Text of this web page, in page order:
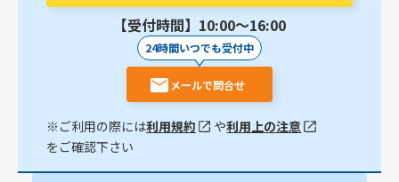
【受付時間】10:00〜16:00
24時間いつでも受付中
メールで問合せ
※ご利用の際には利用規約 や利用上の注意
をご確認下さい